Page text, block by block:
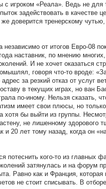
игроком «Реала». Ведь не для
задействовать в качестве
доверится тренерскому
от итогов Евро-08
наставник, по мнению
И не хочет оказаться
говоря что-то вроде:
за резкий отказ от услуг
в текущих играх, но ван
по-иному. Нельзя сказать,
имеет свои плюсы, но
хотя бы выйти из группы.
не лишенному здорового
20 лет тому назад, когда он
кого-то из главных
затянулась и на форум
Равно как и Франция,
не стоит списывать. В